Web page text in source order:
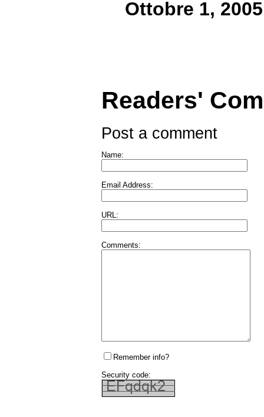
Ottobre 1, 2005
Readers'
Post a comment
Name:
Email Address:
URL:
Comments:
Remember info?
Security code: